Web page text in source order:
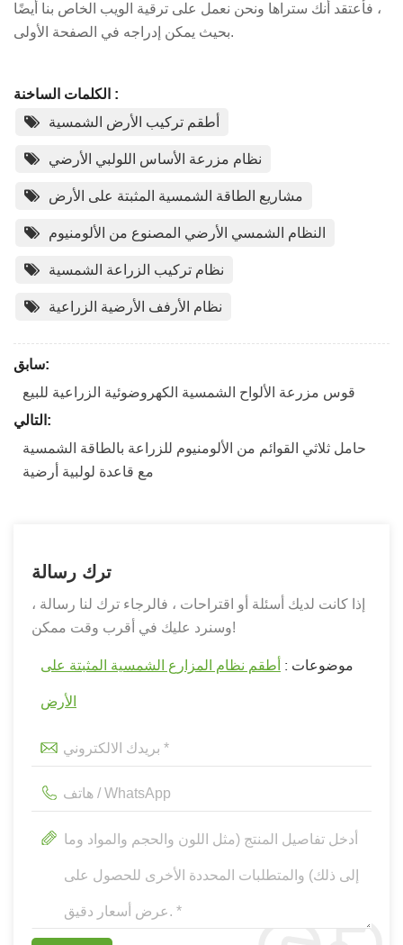
، فأعتقد أنك ستراها ونحن نعمل على ترقية الويب الخاص بنا أيضًا
بحيث يمكن إدراجه في الصفحة الأولى.
الكلمات الساخنة :
أطقم تركيب الأرض الشمسية
نظام مزرعة الأساس اللولبي الأرضي
مشاريع الطاقة الشمسية المثبتة على الأرض
النظام الشمسي الأرضي المصنوع من الألومنيوم
نظام تركيب الزراعة الشمسية
نظام الأرفف الأرضية الزراعية
سابق:
قوس مزرعة الألواح الشمسية الكهروضوئية الزراعية للبيع
التالي:
حامل ثلاثي القوائم من الألومنيوم للزراعة بالطاقة الشمسية
مع قاعدة لولبية أرضية
ترك رسالة
إذا كانت لديك أسئلة أو اقتراحات ، فالرجاء ترك لنا رسالة ،
وسنرد عليك في أقرب وقت ممكن!
موضوعات : أطقم نظام المزارع الشمسية المثبتة على
الأرض